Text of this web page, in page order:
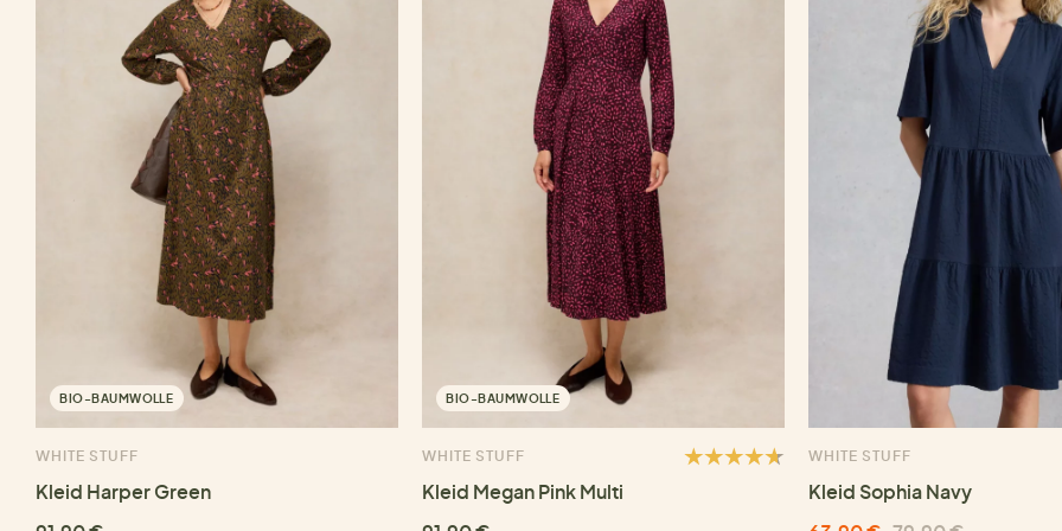
BIO-BAUMWOLLE
WHITE STUFF
Kleid Harper Green
BIO-BAUMWOLLE
WHITE STUFF
Kleid Megan Pink Multi
WHITE STUFF
Kleid Sophia Navy